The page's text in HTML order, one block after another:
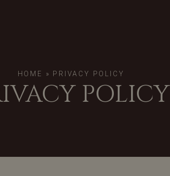
HOME » PRIVACY POLICY
POLICY